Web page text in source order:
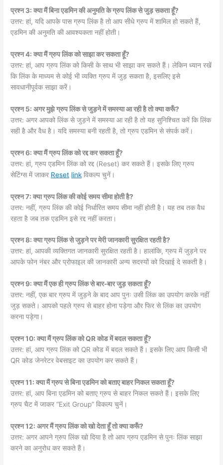
प्रश्न 3: क्या मैं बिना एडमिन की अनुमति के ग्रुप लिंक से जुड़ सकता हूँ?
उत्तर: हां, यदि आपके पास ग्रुप लिंक है तो आप सीधे ग्रुप में शामिल हो सकते हैं,
एडमिन की अनुमति की आवश्यकता नहीं होती।
प्रश्न 4: क्या मैं ग्रुप लिंक को साझा कर सकता हूँ?
उत्तर: हां, आप ग्रुप लिंक को किसी के साथ भी साझा कर सकते हैं। लेकिन ध्यान रखें
कि लिंक के माध्यम से कोई भी व्यक्ति ग्रुप में जुड़ सकता है, इसलिए इसे
सावधानीपूर्वक साझा करें।
प्रश्न 5: अगर मुझे ग्रुप लिंक से जुड़ने में समस्या आ रही है तो क्या करूँ?
उत्तर: अगर आपको लिंक से जुड़ने में समस्या आ रही है तो यह सुनिश्चित करें कि लिंक
सही है और वैध है। यदि समस्या बनी रहती है, तो ग्रुप एडमिन से संपर्क करें।
प्रश्न 6: क्या मैं ग्रुप लिंक को रद्द कर सकता हूँ?
उत्तर: हां, ग्रुप एडमिन लिंक को रद्द (Reset) कर सकते हैं। इसके लिए ग्रुप
सेटिंग्स में जाकर Reset link विकल्प चुनें।
प्रश्न 7: क्या ग्रुप लिंक की कोई समय सीमा होती है?
उत्तर: नहीं, ग्रुप लिंक की कोई निर्धारित समय सीमा नहीं होती है। यह तब तक वैध
रहता है जब तक एडमिन इसे रद्द नहीं करता।
प्रश्न 8: क्या ग्रुप लिंक से जुड़ने पर मेरी जानकारी सुरक्षित रहती है?
उत्तर: हां, आपकी व्यक्तिगत जानकारी सुरक्षित रहती है। हालांकि, ग्रुप में जुड़ने पर
आपके फोन नंबर और प्रोफाइल की जानकारी अन्य सदस्यों को दिखाई दे सकती है।
प्रश्न 9: क्या मैं एक ही ग्रुप लिंक से बार-बार जुड़ सकता हूँ?
उत्तर: नहीं, एक बार ग्रुप में जुड़ने के बाद आप पुनः उसी लिंक का उपयोग करके नहीं
जुड़ सकते। आपको पहले ग्रुप से बाहर होना पड़ेगा और फिर से लिंक का उपयोग
करना पड़ेगा।
प्रश्न 10: क्या मैं ग्रुप लिंक को QR कोड में बदल सकता हूँ?
उत्तर: हां, आप ग्रुप लिंक को QR कोड में बदल सकते हैं। इसके लिए आप किसी भी
QR कोड जेनरेटर वेबसाइट का उपयोग कर सकते हैं।
प्रश्न 11: क्या मैं ग्रुप से बिना एडमिन को बताए बाहर निकल सकता हूँ?
उत्तर: हां, आप बिना एडमिन को बताए ग्रुप से बाहर निकल सकते हैं। इसके लिए
ग्रुप चैट में जाकर “Exit Group” विकल्प चुनें।
प्रश्न 12: अगर मैं ग्रुप लिंक को खो देता हूँ तो क्या करूँ?
उत्तर: अगर आपने ग्रुप लिंक खो दिया है तो आप ग्रुप एडमिन से पुनः लिंक साझा
करने का अनुरोध कर सकते हैं।